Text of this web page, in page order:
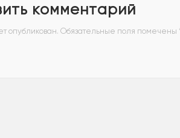
комментарий
опубликован. Обязательные поля помечены